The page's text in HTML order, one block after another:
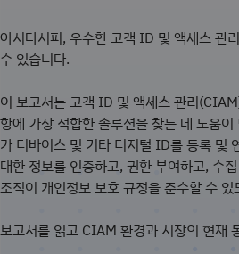
아시다시피, 우수한 고객 ID 및 액세스 관
수 있습니다.
이 보고서는 고객 ID 및 액세스 관리
항에 가장 적합한 솔루션을 찾는 데 도움
가 디바이스 및 기타 디지털 ID를 등록 및
대한 정보를 인증하고, 권한 부여하고, 수
조직이 개인정보 보호 규정을 준수할 수 있
보고서를 읽고 CIAM 환경과 시장의 현재